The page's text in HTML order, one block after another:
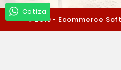
© 2019 - Ecommerce
Cotiza